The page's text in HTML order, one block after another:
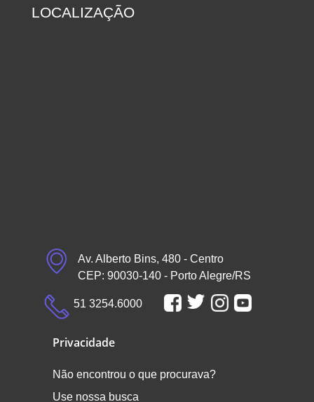
LOCALIZAÇÃO
Av. Alberto Bins, 480 - Centro
CEP: 90030-140 - Porto Alegre/RS
51 3254.6000
Privacidade
Não encontrou o que procurava?
Use nossa busca